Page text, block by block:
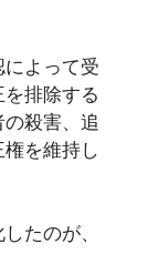
よって受
排除する
殺害、追
を維持し
たのが、